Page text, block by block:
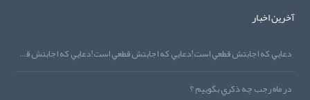
آخرین اخبار
دعايي که اجابتش قطعي است!دعايي که اجابتش قطعي است!دعايي که اجابتش قطعي است!
در ماه رجب چه ذکري بگوييم ؟